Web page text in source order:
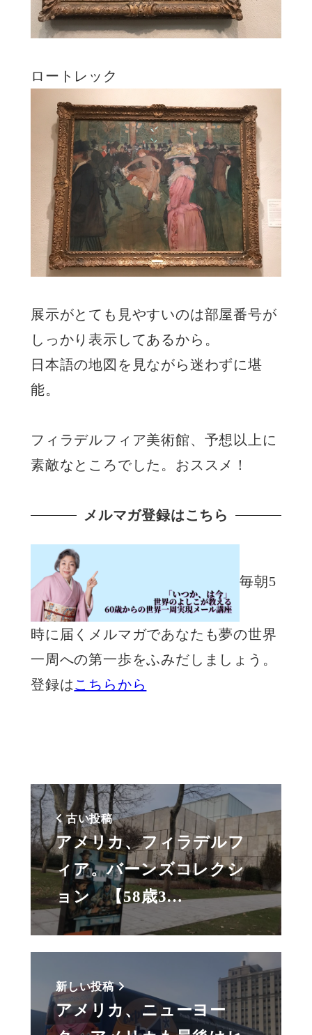
ロートレック
展示がとても見やすいのは部屋番号が
しっかり表示してあるから。
日本語の地図を見ながら迷わずに堪
能。
フィラデルフィア美術館、予想以上に
素敵なところでした。おススメ！
メルマガ登録はこちら
毎朝5
時に届くメルマガであなたも夢の世界
一周への第一歩をふみだしましょう。
登録はこちらから
古い投稿
アメリカ、フィラデルフ
ィア。バーンズコレクシ
ョン 【58歳3…
新しい投稿
アメリカ、ニューヨー